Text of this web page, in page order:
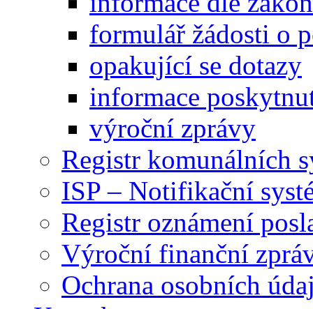
formulář žádosti o
opakující se dotazy
informace
výroční zprávy
Registr komunálních
ISP – Notifikační
Registr oznámení
Výroční finanční
Ochrana osobních